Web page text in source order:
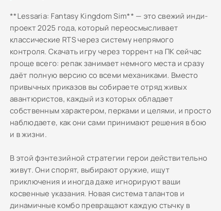
**Lessaria: Fantasy Kingdom Sim** — это свежий инди-
проект 2025 года, который переосмысливает
классические RTS через систему непрямого
контроля. Скачать игру через торрент на ПК сейчас
проще всего: репак занимает немного места и сразу
даёт полную версию со всеми механиками. Вместо
привычных приказов вы собираете отряд живых
авантюристов, каждый из которых обладает
собственным характером, перками и целями, и просто
наблюдаете, как они сами принимают решения в бою
и в жизни.
В этой фэнтезийной стратегии герои действительно
живут. Они спорят, выбирают оружие, ищут
приключения и иногда даже игнорируют ваши
косвенные указания. Новая система талантов и
динамичные комбо превращают каждую стычку в